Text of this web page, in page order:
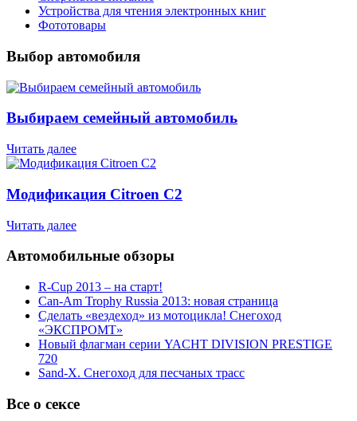
Устройства для чтения электронных книг
Фототовары
Выбор автомобиля
Выбираем семейный автомобиль
Читать далее
Модификация Citroen С2
Читать далее
Автомобильные обзоры
R-Cup 2013 – на старт!
Can-Am Trophy Russia 2013: новая страница
Сделать «вездеход» из мотоцикла! Снегоход
«ЭКСПРОМТ»
Новый флагман серии YACHT DIVISION PRESTIGE
720
Sand-X. Снегоход для песчаных трасс
Все о сексе